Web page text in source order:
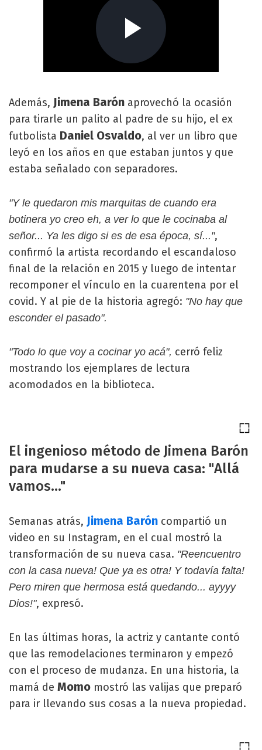
Además, Jimena Barón aprovechó la ocasión
para tirarle un palito al padre de su hijo, el ex
futbolista Daniel Osvaldo, al ver un libro que
leyó en los años en que estaban juntos y que
estaba señalado con separadores.
"Y le quedaron mis marquitas de cuando era
botinera yo creo eh, a ver lo que le cocinaba al
señor... Ya les digo si es de esa época, sí...",
confirmó la artista recordando el escandaloso
final de la relación en 2015 y luego de intentar
recomponer el vínculo en la cuarentena por el
covid. Y al pie de la historia agregó: "No hay que
esconder el pasado".
"Todo lo que voy a cocinar yo acá", cerró feliz
mostrando los ejemplares de lectura
acomodados en la biblioteca.
El ingenioso método de Jimena Barón
para mudarse a su nueva casa: "Allá
vamos..."
Semanas atrás, Jimena Barón compartió un
video en su Instagram, en el cual mostró la
transformación de su nueva casa. "Reencuentro
con la casa nueva! Que ya es otra! Y todavía falta!
Pero miren que hermosa está quedando... ayyyy
Dios!", expresó.
En las últimas horas, la actriz y cantante contó
que las remodelaciones terminaron y empezó
con el proceso de mudanza. En una historia, la
mamá de Momo mostró las valijas que preparó
para ir llevando sus cosas a la nueva propiedad.